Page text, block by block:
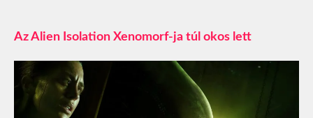
Az Alien Isolation Xenomorf-ja túl okos lett